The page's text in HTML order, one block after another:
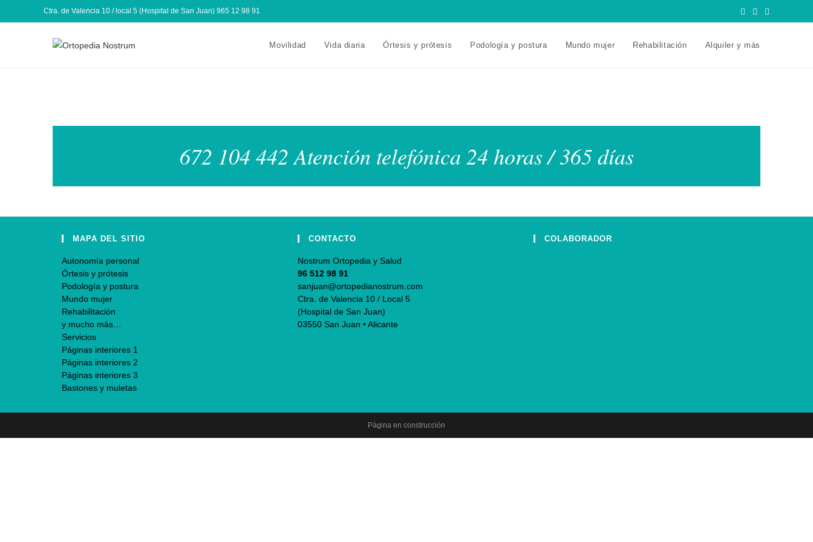
Ctra. de Valencia 10 / local 5 (Hospital de San Juan) 965 12 98 91
Movilidad Vida diaria Órtesis y prótesis Podología y postura Mundo mujer Rehabilitación Alquiler y más
672 104 442 Atención telefónica 24 horas / 365 días
MAPA DEL SITIO
Autonomía personal
Órtesis y prótesis
Podología y postura
Mundo mujer
Rehabilitación
y mucho más…
Servicios
Páginas interiores 1
Páginas interiores 2
Páginas interiores 3
Bastones y muletas
CONTACTO
Nostrum Ortopedia y Salud
96 512 98 91
sanjuan@ortopedianostrum.com
Ctra. de Valencia 10 / Local 5
(Hospital de San Juan)
03550 San Juan • Alicante
COLABORADOR
Página en construcción